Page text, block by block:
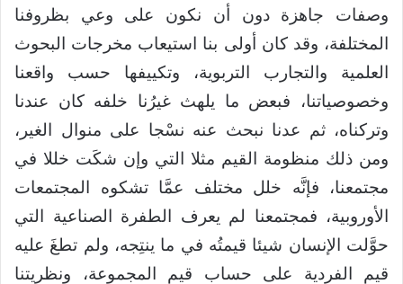
وصفات جاهزة دون أن نكون على وعي بظروفنا
المختلفة، وقد كان أولى بنا استيعاب مخرجات البحوث
العلمية والتجارب التربوية، وتكييفها حسب واقعنا
وخصوصياتنا، فبعض ما يلهث غيرُنا خلفه كان عندنا
وتركناه، ثم عدنا نبحث عنه نسْجا على منوال الغير،
ومن ذلك منظومة القيم مثلا التي وإن شكَت خللا في
مجتمعنا، فإنَّه خلل مختلف عمَّا تشكوه المجتمعات
الأوروبية، فمجتمعنا لم يعرف الطفرة الصناعية التي
حوَّلت الإنسان شيئا قيمتُه في ما ينتِجه، ولم تطغَ عليه
قيم الفردية على حساب قيم المجموعة، ونظريتنا